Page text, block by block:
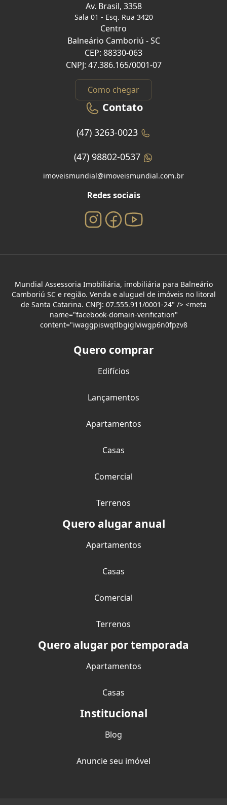
Av. Brasil, 3358
Sala 01 - Esq. Rua 3420
Centro
Balneário Camboriú - SC
CEP: 88330-063
CNPJ: 47.386.165/0001-07
Como chegar
Contato
(47) 3263-0023
(47) 98802-0537
imoveismundial@imoveismundial.com.br
Redes sociais
Mundial Assessoria Imobiliária, imobiliária para Balneário
Camboriú SC e região. Venda e aluguel de imóveis no litoral
de Santa Catarina. CNPJ: 07.555.911/0001-24" /> <meta
name="facebook-domain-verification"
content="iwaggpiswqtlbgiglviwgp6n0fpzv8
Quero comprar
Edifícios
Lançamentos
Apartamentos
Casas
Comercial
Terrenos
Quero alugar anual
Apartamentos
Casas
Comercial
Terrenos
Quero alugar por temporada
Apartamentos
Casas
Institucional
Blog
Anuncie seu imóvel